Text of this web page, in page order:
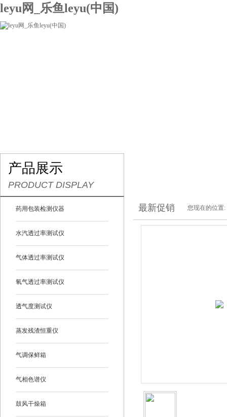
leyu网_乐鱼leyu(中国)
产品展示
PRODUCT DISPLAY
药用包装检测仪器
水汽透过率测试仪
气体透过率测试仪
氧气透过率测试仪
透气度测试仪
蒸发残渣恒重仪
气调保鲜箱
气相色谱仪
鼓风干燥箱
最新促销 您现在的位置: